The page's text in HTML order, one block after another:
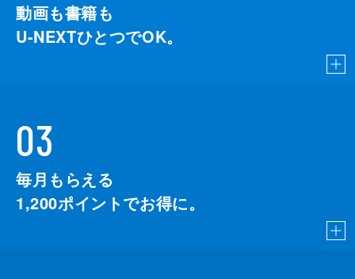
動画も書籍も
U-NEXTひとつでOK。
03
毎月もらえる
1,200ポイントでお得に。